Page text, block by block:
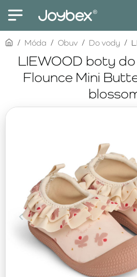
LIEWOOD boty
Flounce Mini
homeMóda Obuv Do vody